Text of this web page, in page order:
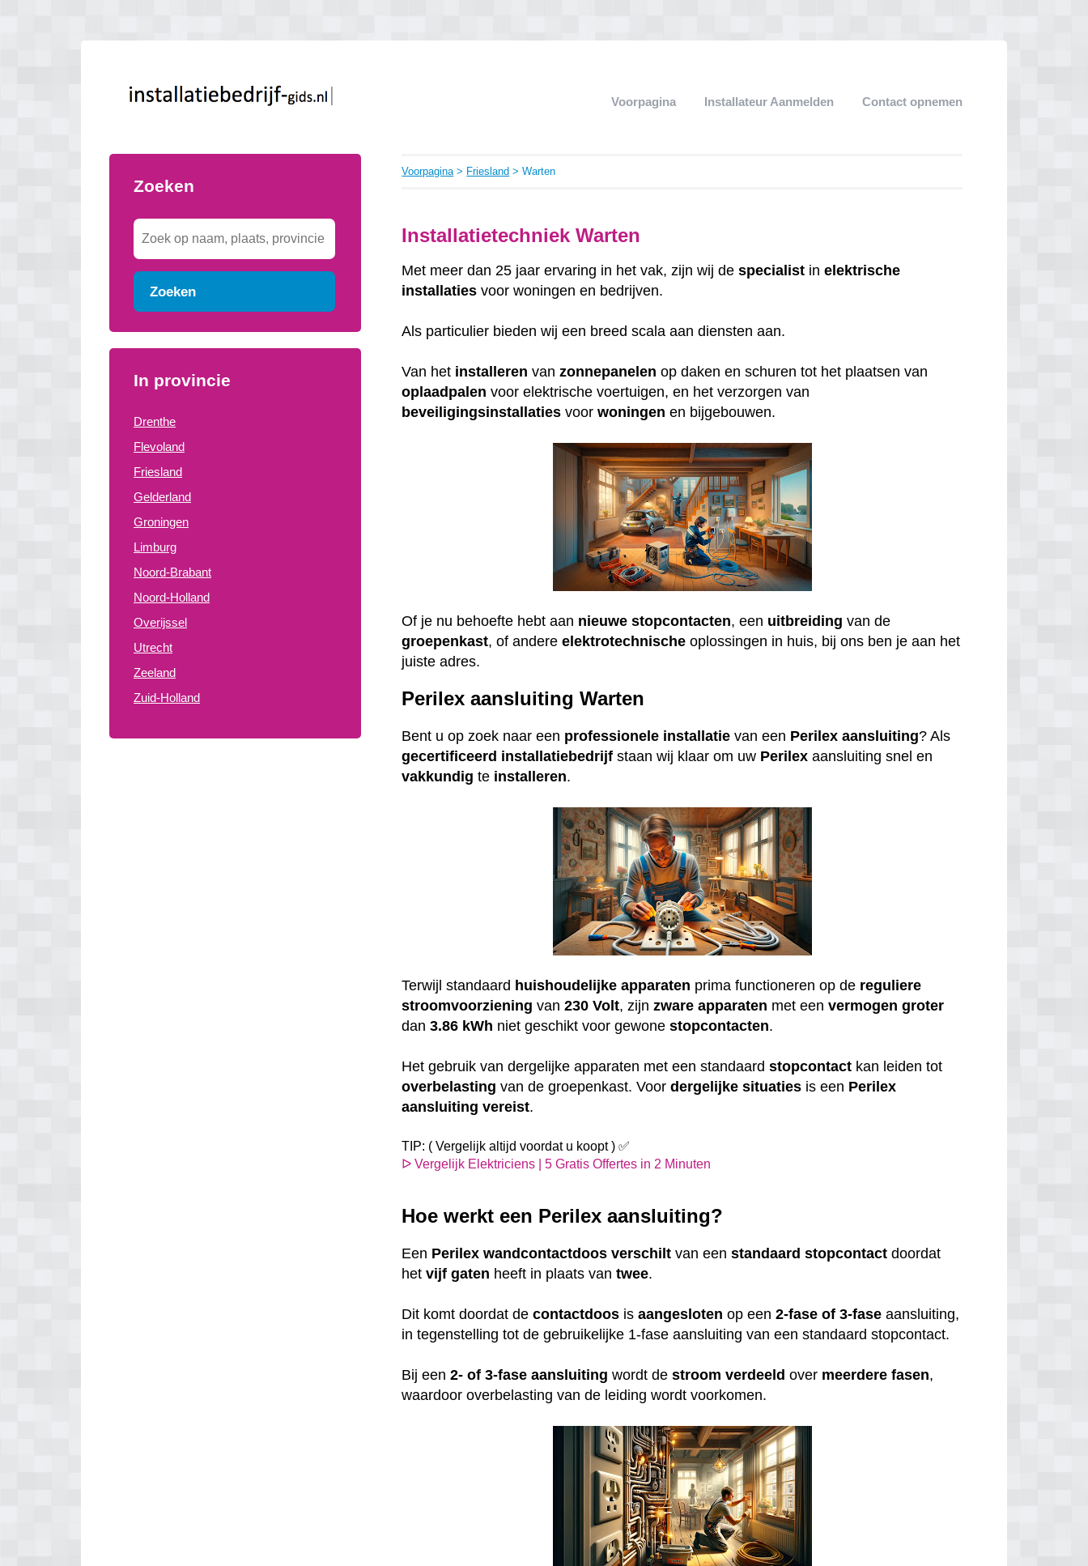
Voorpagina Installateur Aanmelden Contact opnemen
Zoeken
Zoeken
In provincie
Drenthe
Flevoland
Friesland
Gelderland
Groningen
Limburg
Noord-Brabant
Noord-Holland
Overijssel
Utrecht
Zeeland
Zuid-Holland
Voorpagina> Friesland > Warten
Installatietechniek Warten
Met meer dan 25 jaar ervaring in het vak, zijn wij despecialist inelektrische
installaties voor woningen en bedrijven.
Als particulier bieden wij een breed scala aan diensten aan.
Van het installeren vanzonnepanelen op daken en schuren tot het plaatsen van
oplaadpalen voor elektrische voertuigen, en het verzorgen van
beveiligingsinstallaties voorwoningen en bijgebouwen.
Of je nu behoefte hebt aan nieuwe stopcontacten, een uitbreiding van de
groepenkast, of andereelektrotechnische oplossingen in huis, bij ons ben je aan het
juiste adres.
Perilex aansluiting Warten
Bent u op zoek naar een professionele installatie van een Perilex aansluiting? Als
gecertificeerd installatiebedrijf staan wij klaar om uw Perilex aansluiting snel en
vakkundig te installeren.
Terwijl standaard huishoudelijke apparaten prima functioneren op de reguliere
stroomvoorziening van230 Volt, zijnzware apparaten met eenvermogen groter
dan3.86 kWh niet geschikt voor gewonestopcontacten.
Het gebruik van dergelijke apparaten met een standaardstopcontact kan leiden tot
overbelasting van de groepenkast. Voordergelijke situaties is een Perilex
aansluiting vereist.
TIP: ( Vergelijk altijd voordat u koopt ) ✅
ᐅ Vergelijk Elektriciens | 5 Gratis Offertes in 2 Minuten
Hoe werkt een Perilex aansluiting?
Een Perilex wandcontactdoos verschilt van eenstandaard stopcontact doordat
het vijf gaten heeft in plaats vantwee.
Dit komt doordat decontactdoos isaangesloten op een2-fase of 3-fase aansluiting,
in tegenstelling tot de gebruikelijke 1-fase aansluiting van een standaard stopcontact.
Bij een2- of 3-fase aansluiting wordt destroom verdeeld over meerdere fasen,
waardoor overbelasting van de leiding wordt voorkomen.